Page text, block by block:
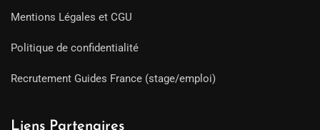
Mentions Légales et CGU
Politique de confidentialité
Recrutement Guides France (stage/emploi)
Liens Partenaires